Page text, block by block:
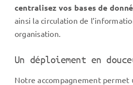
centralisez vos bases de
ainsi la circulation de
organisation.
Un déploiement en
Notre accompagnement